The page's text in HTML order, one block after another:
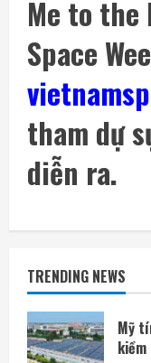
Me to the
Space
tham dự
diễn ra.
TRENDING NEWS
5
nối
6
1
với
2
Mỹ
Mô